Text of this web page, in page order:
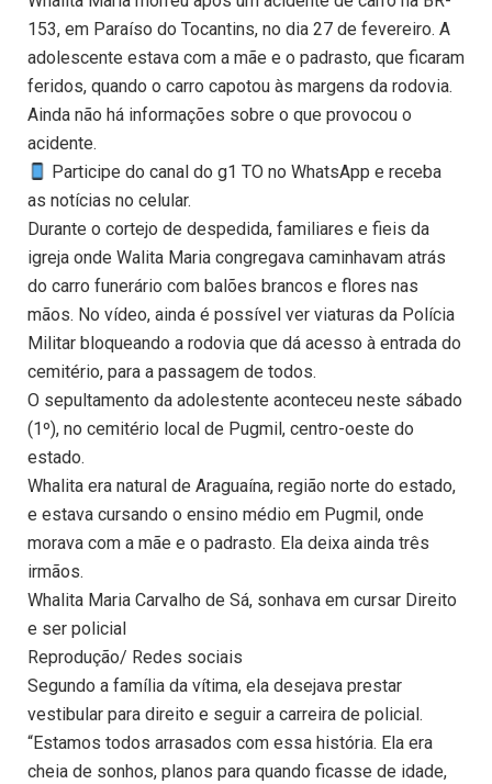
153, em Paraíso do Tocantins, no dia 27 de fevereiro. A
adolescente estava com a mãe e o padrasto, que ficaram
feridos, quando o carro capotou às margens da rodovia.
Ainda não há informações sobre o que provocou o
acidente.
Participe do canal do g1 TO no WhatsApp e receba
as notícias no celular.
Durante o cortejo de despedida, familiares e fieis da
igreja onde Walita Maria congregava caminhavam atrás
do carro funerário com balões brancos e flores nas
mãos. No vídeo, ainda é possível ver viaturas da Polícia
Militar bloqueando a rodovia que dá acesso à entrada do
cemitério, para a passagem de todos.
O sepultamento da adolestente aconteceu neste sábado
(1º), no cemitério local de Pugmil, centro-oeste do
estado.
Whalita era natural de Araguaína, região norte do estado,
e estava cursando o ensino médio em Pugmil, onde
morava com a mãe e o padrasto. Ela deixa ainda três
irmãos.
Whalita Maria Carvalho de Sá, sonhava em cursar Direito
e ser policial
Reprodução/ Redes sociais
Segundo a família da vítima, ela desejava prestar
vestibular para direito e seguir a carreira de policial.
“Estamos todos arrasados com essa história. Ela era
cheia de sonhos, planos para quando ficasse de idade,